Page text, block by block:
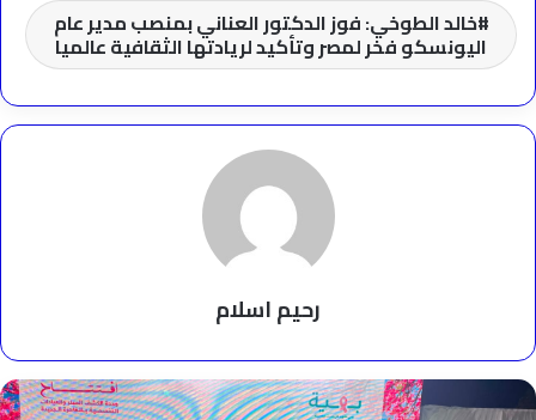
خالد الطوخي: فوز الدكتور العناني بمنصب مدير عام
اليونسكو فخر لمصر وتأكيد لريادتها الثقافية عالميا
رحيم اسلام